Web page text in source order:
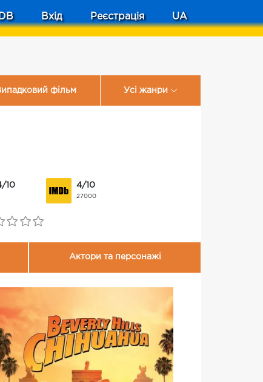
Вхід Реєстрація UA
фільм Усі жанри
10 4/10
27000
Актори та персонажі